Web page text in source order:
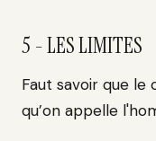
5 - LES LIMITES
Faut savoir que
qu’on appelle